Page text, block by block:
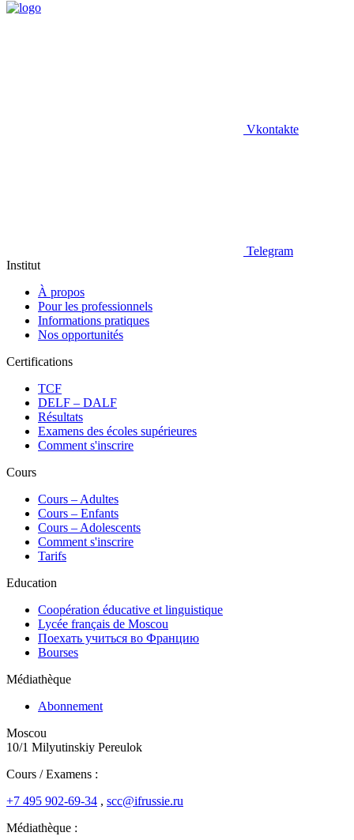
Vkontakte
Telegram
Institut
À propos
Pour les professionnels
Informations pratiques
Nos opportunités
Certifications
TCF
DELF – DALF
Résultats
Examens des écoles supérieures
Comment s'inscrire
Cours
Сours – Adultes
Cours – Enfants
Cours – Adolescents
Comment s'inscrire
Tarifs
Education
Coopération éducative et linguistique
Lycée français de Moscou
Поехать учиться во Францию
Bourses
Médiathèque
Abonnement
Moscou
10/1 Milyutinskiy Pereulok
Cours / Examens :
+7 495 902-69-34 , scc@ifrussie.ru
Médiathèque :